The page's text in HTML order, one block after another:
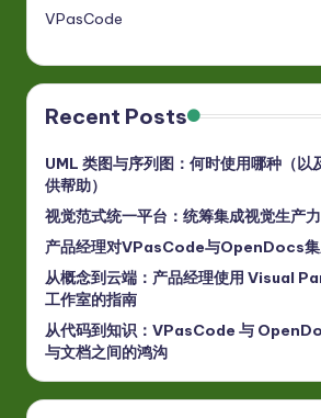
VPasCode
Recent Posts
UML 类图与序列图：何时使用哪种（以
供帮助）
视觉范式统一平台：统筹集成视觉生产
产品经理对VPasCode与OpenDocs集
从概念到云端：产品经理使用 Visual
工作室的指南
从代码到知识：VPasCode 与
与文档之间的鸿沟